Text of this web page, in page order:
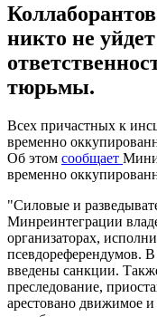
никто не
тюрьмы.
Всех причастных к
временно
Об этом сообщает
временно
"Силовые и
Минреинтеграции
организаторах,
псевдореферендумов.
введены санкции.
преследование,
арестовано движимое